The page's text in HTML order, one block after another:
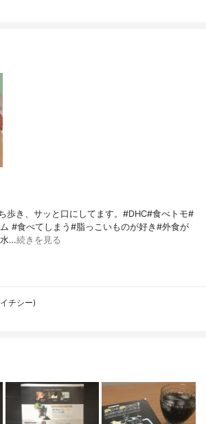
歩き、サッと口にしてます。#DHC#食べトモ#
#食べてしまう#脂っこいものが好き#外食が
…続きを見る
チシー)